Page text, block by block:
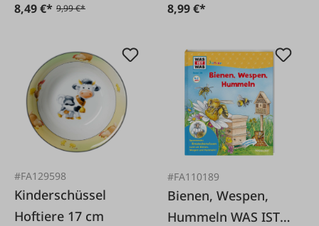
8,49 €* 9,99 €* 8,99 €*
#FA129598
Kinderschüssel
Hoftiere 17 cm
#FA110189
Bienen, Wespen,
Hummeln WAS IST